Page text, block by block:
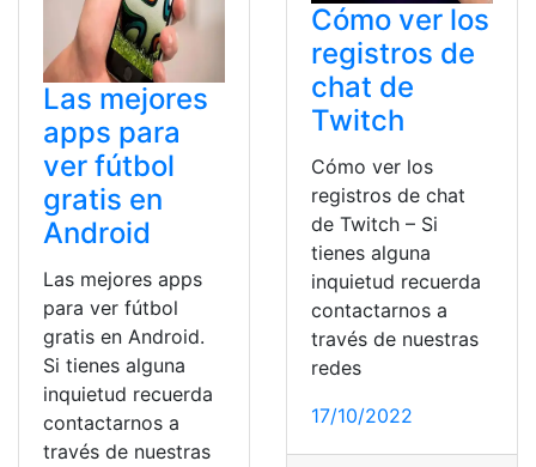
Las mejores
apps para
ver fútbol
gratis en
Android
Las mejores apps
para ver fútbol
gratis en Android.
Si tienes alguna
inquietud recuerda
contactarnos a
través de nuestras
Cómo ver los
registros de
chat de
Twitch
Cómo ver los
registros de chat
de Twitch – Si
tienes alguna
inquietud recuerda
contactarnos a
través de nuestras
redes
17/10/2022